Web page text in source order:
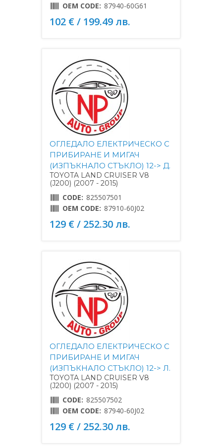
OEM CODE: 87940-60G61
102 € / 199.49 лв.
ОГЛЕДАЛО ЕЛЕКТРИЧЕСКО С
ПРИБИРАНЕ И МИГАЧ
(ИЗПЪКНАЛО СТЪКЛО) 12-> Д.
TOYOTA LAND CRUISER V8
(J200) (2007 - 2015)
CODE: 825507501
OEM CODE: 87910-60J02
129 € / 252.30 лв.
ОГЛЕДАЛО ЕЛЕКТРИЧЕСКО С
ПРИБИРАНЕ И МИГАЧ
(ИЗПЪКНАЛО СТЪКЛО) 12-> Л.
TOYOTA LAND CRUISER V8
(J200) (2007 - 2015)
CODE: 825507502
OEM CODE: 87940-60J02
129 € / 252.30 лв.